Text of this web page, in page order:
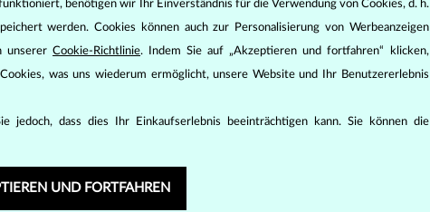
605 €
GELBGOLD
SÜSSWASSER
benötigen wir Ihr Einverständnis für die Verwendung von Cookies, d. h.
werden. Cookies können auch zur Personalisierung von Werbeanzeigen
unsererCookie-Richtlinie. Indem Sie auf „Akzeptieren und fortfahren“ klicken,
was uns wiederum ermöglicht, unsere Website und Ihr Benutzererlebnis
jedoch, dass dies Ihr Einkaufserlebnis beeinträchtigen kann. Sie können die
UND FORTFAHREN